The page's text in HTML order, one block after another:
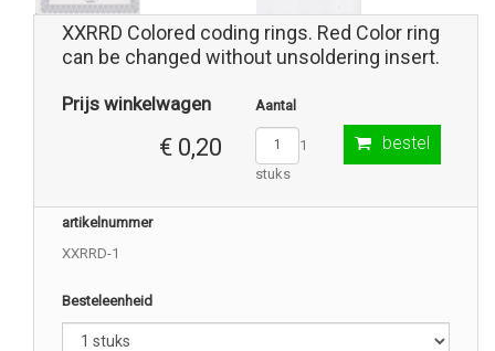
XXRRD Colored coding rings. Red Color ring
can be changed without unsoldering insert.
Prijs winkelwagen
€ 0,20
Aantal
1
stuks
bestel
artikelnummer
XXRRD-1
Besteleenheid